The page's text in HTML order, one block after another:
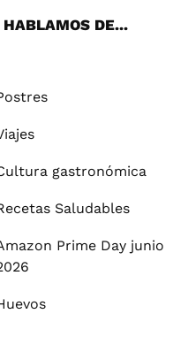
DE...
gastronómica
Saludables
Prime Day junio